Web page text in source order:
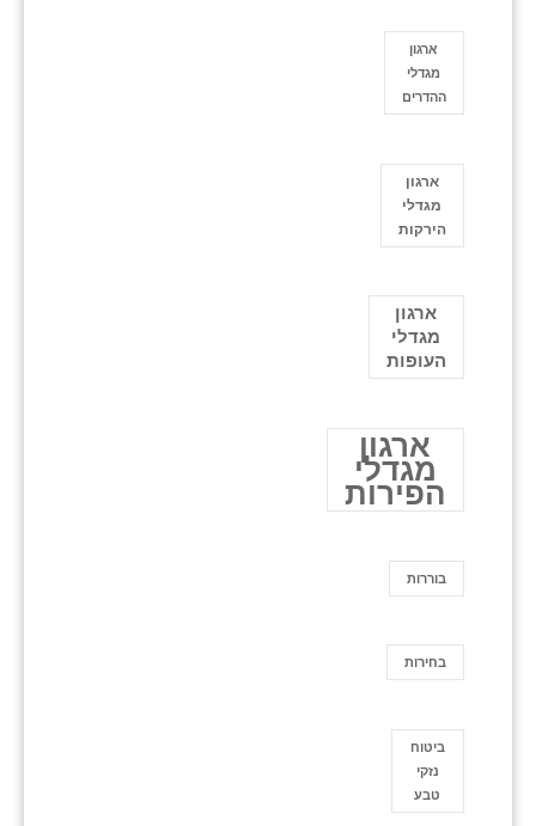
ארגון
מגדלי
ההדרים
ארגון
מגדלי
הירקות
ארגון
מגדלי
העופות
ארגון
מגדלי
הפירות
בוררות
בחירות
ביטוח
נזקי
טבע